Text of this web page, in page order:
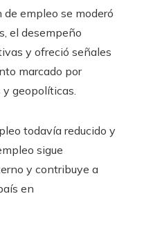
empleo se moderó
el desempeño
y ofreció señales
marcado por
geopolíticas.
todavía reducido y
sigue
y contribuye a
en